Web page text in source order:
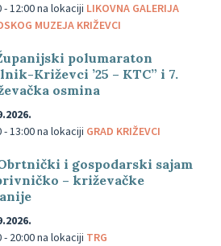
- 12:00na lokaciji LIKOVNA GALERIJA
MUZEJA KRIŽEVCI
polumaraton
Križevci ’25 – KTC” i 7.
osmina
- 13:00na lokaciji GRAD KRIŽEVCI
i gospodarski sajam
– križevačke
- 20:00na lokaciji TRG